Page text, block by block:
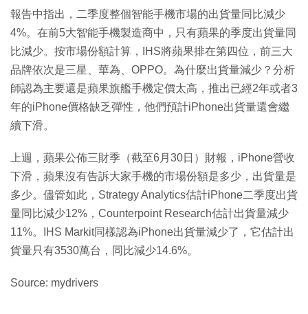
報告中指出，二季度整個智能手機市場的出貨量同比減少
4%。在前5大智能手機製造商中，只有蘋果的季度出貨量同
比減少。按市場份額計算，IHS將蘋果排在第四位，前三大
品牌依次是三星、華為、OPPO。為什麼出貨量減少？分析
師認為主要還是蘋果旗艦手機定價太高，推出已經2年或者3
年的iPhone價格缺乏彈性，他們預計iPhone出貨量還會繼
續下滑。
上週，蘋果公佈三財季（截至6月30日）財報，iPhone營收
下滑，蘋果沒有告訴大家手機的市場份額是多少，出貨量是
多少。儘管如此，Strategy Analytics估計iPhone二季度出貨
量同比減少12%，Counterpoint Research估計出貨量減少
11%。IHS Markit同樣認為iPhone出貨量減少了，它估計出
貨量只有3530萬台，同比減少14.6%。
Source: mydrivers